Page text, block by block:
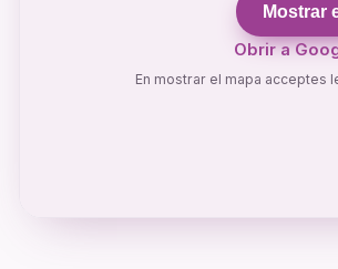
Mostrar
Obrir a
En mostrar el mapa acceptes